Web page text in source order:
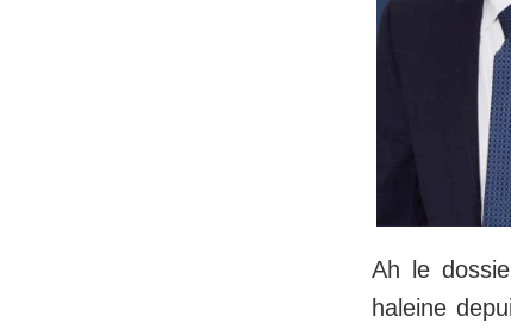
Ah le
haleine